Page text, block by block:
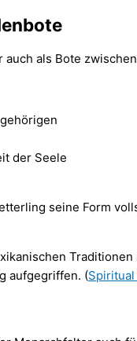
als Bote
der Seele
seine Form
aufgegriffen. (